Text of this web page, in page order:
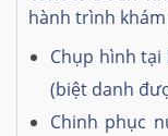
hành trình
Chụp hình tại
(biệt danh
Chinh phục